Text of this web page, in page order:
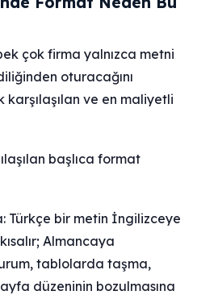
çok firma yalnızca metni
oturacağını
karşılaşılan ve en maliyetli
başlıca format
Türkçe bir metin İngilizceye
Almancaya
tablolarda taşma,
düzeninin bozulmasına